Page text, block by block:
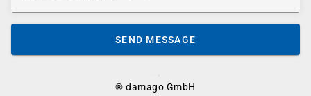
® damago GmbH
SEND MESSAGE